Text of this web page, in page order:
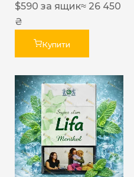
$590 за ящик≈ 26 450
₴
Купити